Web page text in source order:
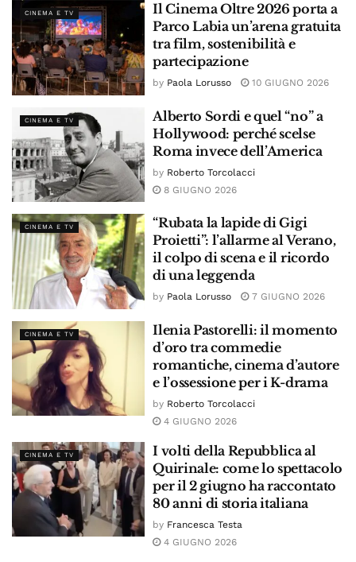
CINEMA E TV
Il Cinema Oltre 2026 porta a
Parco Labia un’arena gratuita
tra film, sostenibilità e
partecipazione
by Paola Lorusso 10 GIUGNO 2026
CINEMA E TV
Alberto Sordi e quel “no” a
Hollywood: perché scelse
Roma invece dell’America
by Roberto Torcolacci
8 GIUGNO 2026
CINEMA E TV
“Rubata la lapide di Gigi
Proietti”: l’allarme al Verano,
il colpo di scena e il ricordo
di una leggenda
by Paola Lorusso 7 GIUGNO 2026
CINEMA E TV
Ilenia Pastorelli: il momento
d’oro tra commedie
romantiche, cinema d’autore
e l’ossessione per i K-drama
by Roberto Torcolacci
4 GIUGNO 2026
CINEMA E TV
I volti della Repubblica al
Quirinale: come lo spettacolo
per il 2 giugno ha raccontato
80 anni di storia italiana
by Francesca Testa
4 GIUGNO 2026